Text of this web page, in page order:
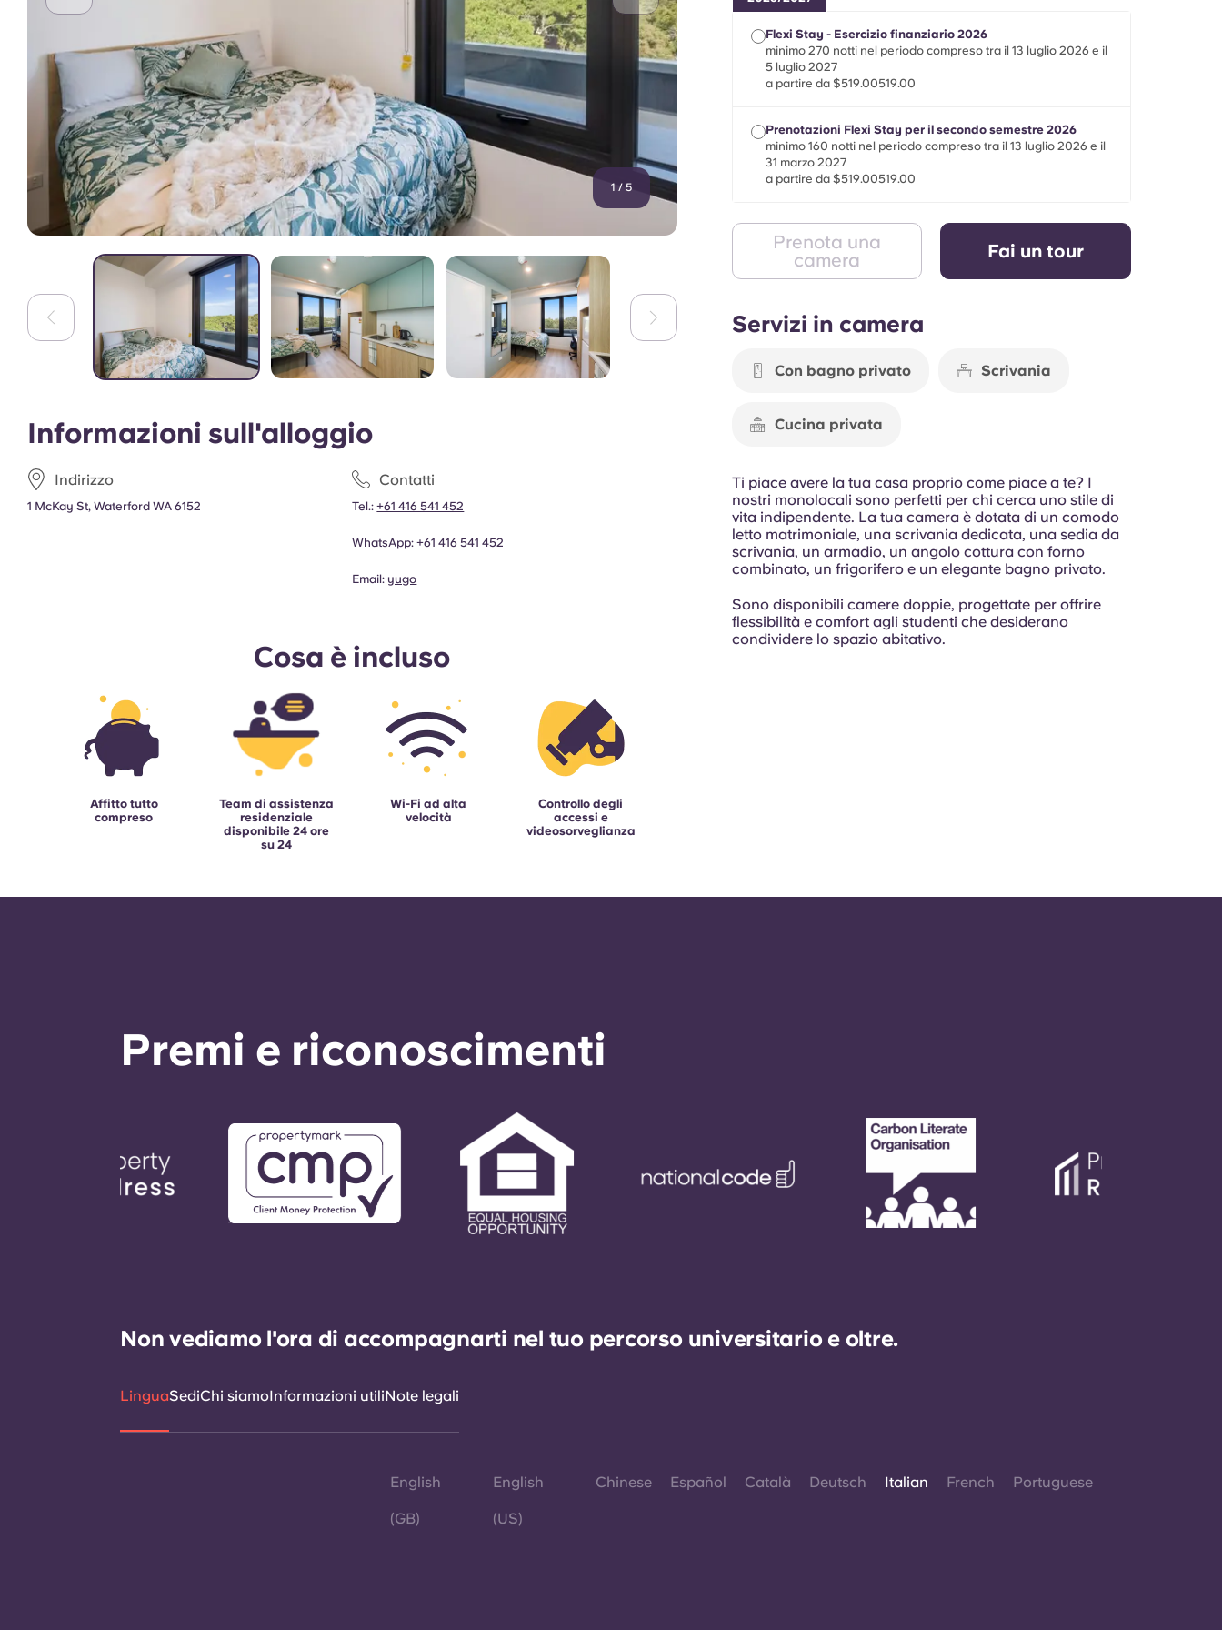
1 / 5
Informazioni sull'alloggio
Indirizzo
1 McKay St, Waterford WA 6152
Contatti
Tel.:+61 416 541 452
WhatsApp:+61 416 541 452
Email: yugo
Cosa è incluso
Affitto tutto
compreso
Team di assistenza
residenziale
disponibile 24 ore
su 24
Wi-Fi ad alta
velocità
Controllo degli
accessi e
videosorveglianza
Flexi Stay - Esercizio finanziario 2026
minimo 270 notti nel periodo compreso tra il 13 luglio 2026 e il
5 luglio 2027
a partire da $519.00519.00
Prenotazioni Flexi Stay per il secondo semestre 2026
minimo 160 notti nel periodo compreso tra il 13 luglio 2026 e il
31 marzo 2027
a partire da $519.00519.00
Prenota una
camera
Fai un tour
Servizi in camera
Con bagno privato Scrivania
Cucina privata
Ti piace avere la tua casa proprio come piace a te? I
nostri monolocali sono perfetti per chi cerca uno stile di
vita indipendente. La tua camera è dotata di un comodo
letto matrimoniale, una scrivania dedicata, una sedia da
scrivania, un armadio, un angolo cottura con forno
combinato, un frigorifero e un elegante bagno privato.
Sono disponibili camere doppie, progettate per offrire
flessibilità e comfort agli studenti che desiderano
condividere lo spazio abitativo.
Premi e riconoscimenti
Non vediamo l'ora di accompagnarti nel tuo percorso universitario e oltre.
LinguaSediChi siamoInformazioni utiliNote legali
English
(GB)
English
(US)
Chinese Español Català Deutsch Italian French Portuguese